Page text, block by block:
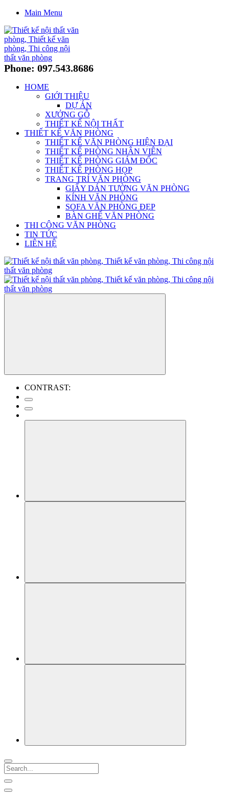
Main Menu
Phone: 097.543.8686
HOME
GIỚI THIỆU
DỰ ÁN
XƯỞNG GỖ
THIẾT KẾ NỘI THẤT
THIẾT KẾ VĂN PHÒNG
THIẾT KẾ VĂN PHÒNG HIỆN ĐẠI
THIẾT KẾ PHÒNG NHÂN VIÊN
THIẾT KẾ PHÒNG GIÁM ĐỐC
THIẾT KẾ PHÒNG HỌP
TRANG TRÍ VĂN PHÒNG
GIẤY DÁN TƯỜNG VĂN PHÒNG
KÍNH VĂN PHÒNG
SOFA VĂN PHÒNG ĐẸP
BÀN GHẾ VĂN PHÒNG
THI CÔNG VĂN PHÒNG
TIN TỨC
LIÊN HỆ
CONTRAST: